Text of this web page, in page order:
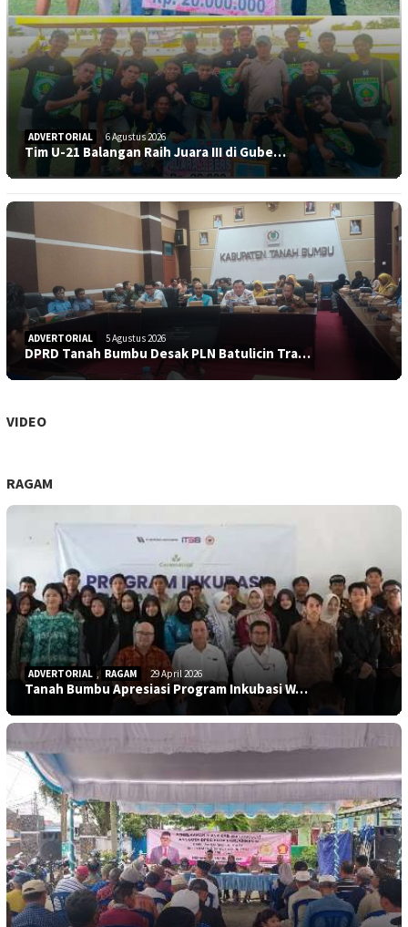
ADVERTORIAL 6 Agustus 2026
Tim U-21 Balangan Raih Juara III di Gube…
ADVERTORIAL 5 Agustus 2026
DPRD Tanah Bumbu Desak PLN Batulicin Tra…
VIDEO
RAGAM
ADVERTORIAL , RAGAM 29 April 2026
Tanah Bumbu Apresiasi Program Inkubasi W…